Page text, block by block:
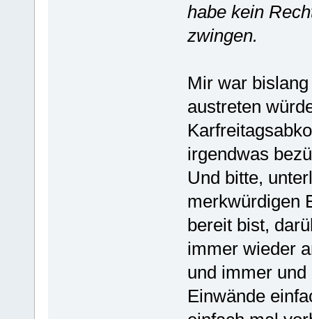
habe kein
zwingen.
Mir war
austreten
irgendwas
Und bitte,
merkwürdigen
bereit bist,
immer wieder
und immer
Einwände